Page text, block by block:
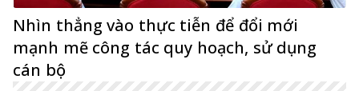
Nhìn thẳng vào thực tiễn để đổi mới
mạnh mẽ công tác quy hoạch, sử dụng
cán bộ